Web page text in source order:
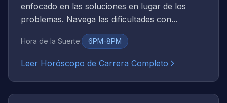
enfocado en las soluciones en lugar de los
problemas. Navega las dificultades con...
Hora de la Suerte: 6PM-8PM
Leer Horóscopo de Carrera Completo